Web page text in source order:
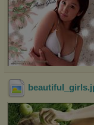
beautiful_girls